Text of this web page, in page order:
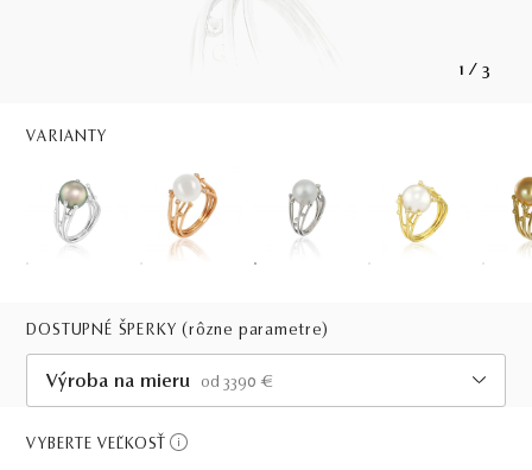
1 / 3
VARIANTY
DOSTUPNÉ ŠPERKY(rôzne parametre)
Výroba na mieru
od 3390 €
Viac ako 30 dní
VYBERTE VEĽKOSŤ